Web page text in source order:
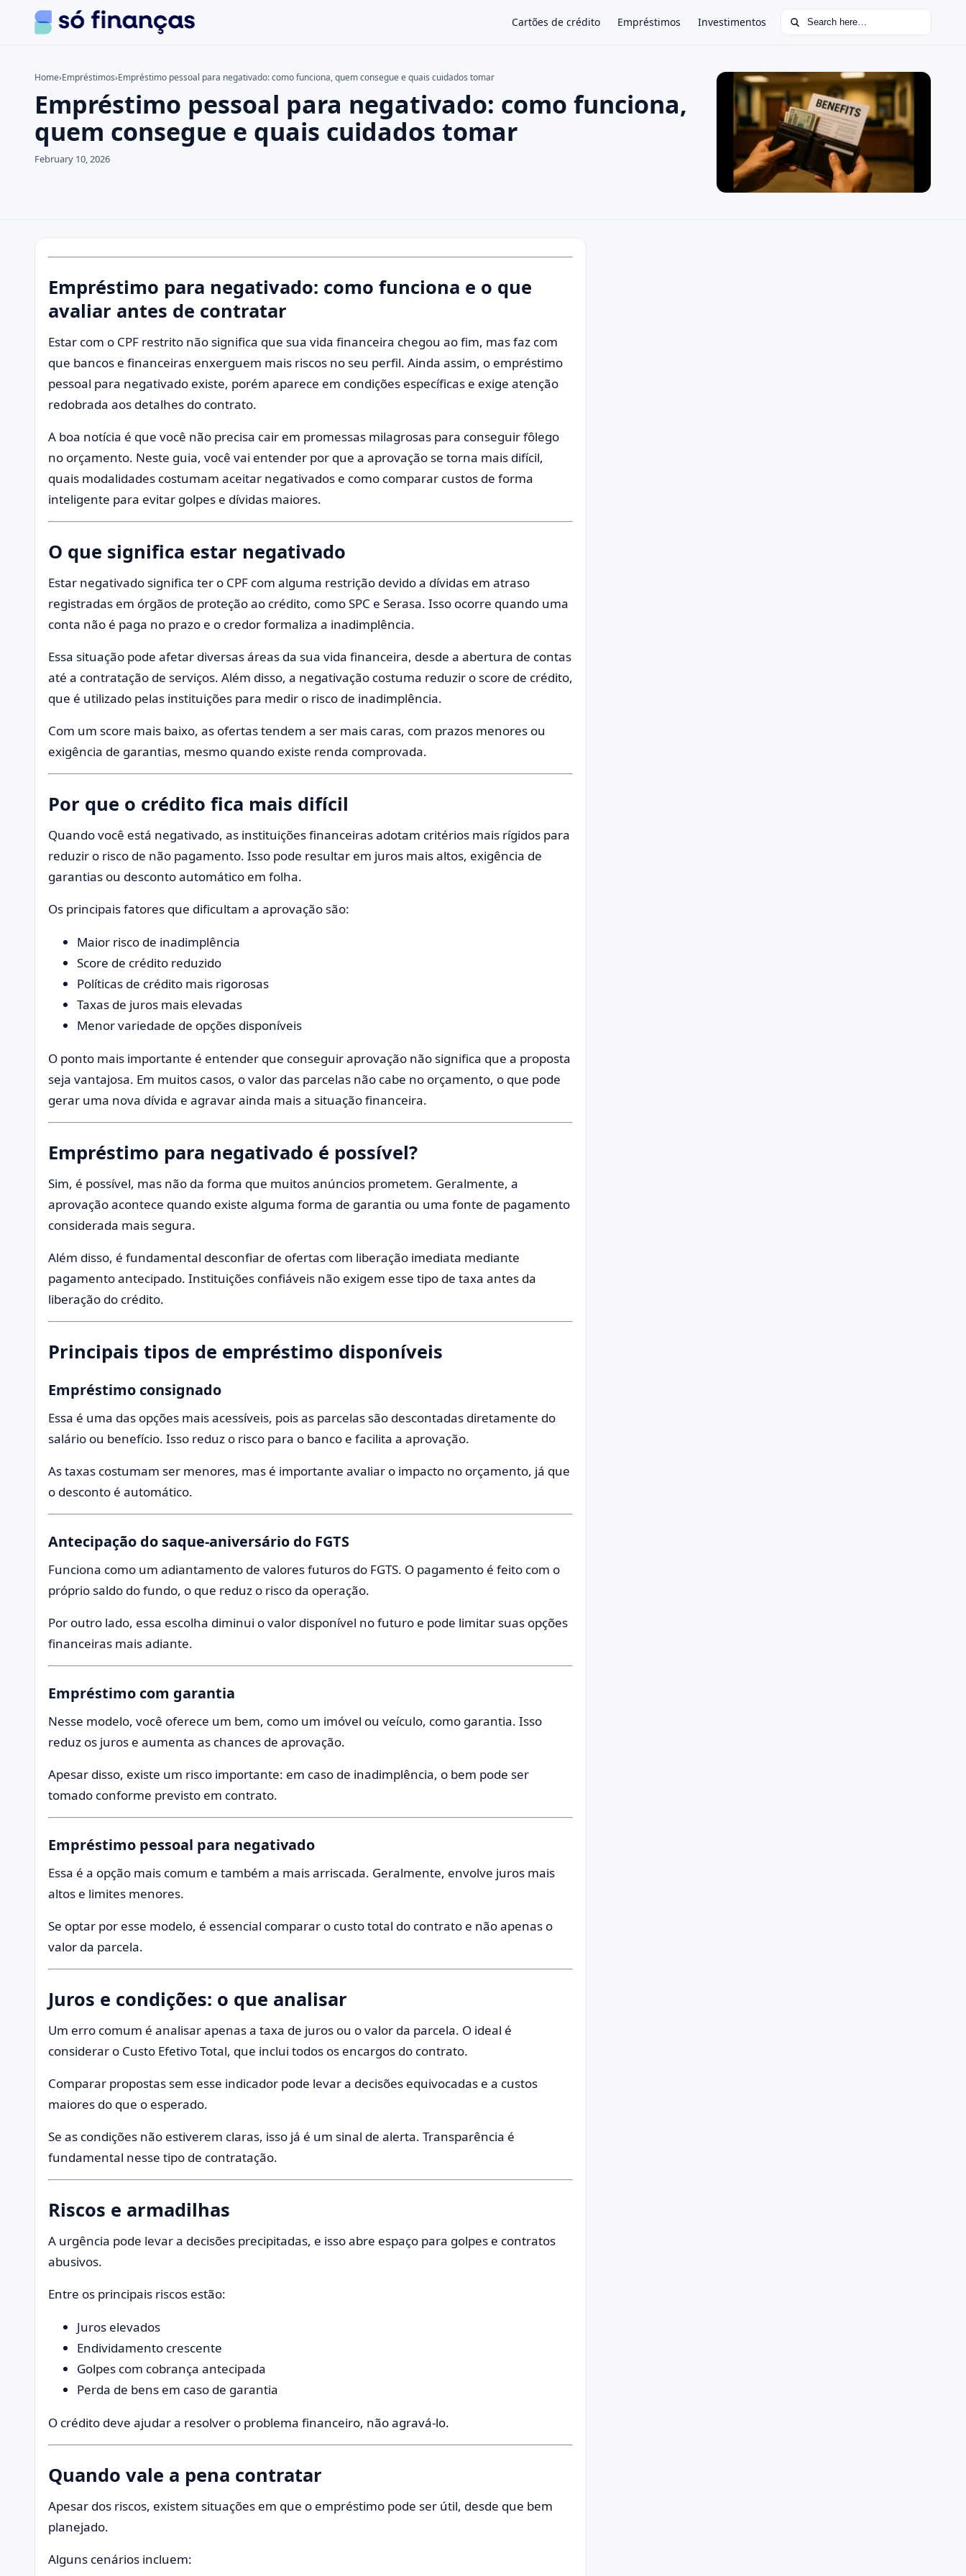
Cartões de crédito Empréstimos Investimentos Search for:
Search the site ×
Search for:
Press Enter to search or ESC to close.
Home›Empréstimos›Empréstimo pessoal para negativado: como funciona, quem consegue e quais cuidados tomar
Empréstimo pessoal para negativado: como funciona,
quem consegue e quais cuidados tomar
February 10, 2026
Empréstimo para negativado: como funciona e o que
avaliar antes de contratar
Estar com o CPF restrito não significa que sua vida financeira chegou ao fim, mas faz com
que bancos e financeiras enxerguem mais riscos no seu perfil. Ainda assim, o empréstimo
pessoal para negativado existe, porém aparece em condições específicas e exige atenção
redobrada aos detalhes do contrato.
A boa notícia é que você não precisa cair em promessas milagrosas para conseguir fôlego
no orçamento. Neste guia, você vai entender por que a aprovação se torna mais difícil,
quais modalidades costumam aceitar negativados e como comparar custos de forma
inteligente para evitar golpes e dívidas maiores.
O que significa estar negativado
Estar negativado significa ter o CPF com alguma restrição devido a dívidas em atraso
registradas em órgãos de proteção ao crédito, como SPC e Serasa. Isso ocorre quando uma
conta não é paga no prazo e o credor formaliza a inadimplência.
Essa situação pode afetar diversas áreas da sua vida financeira, desde a abertura de contas
até a contratação de serviços. Além disso, a negativação costuma reduzir o score de crédito,
que é utilizado pelas instituições para medir o risco de inadimplência.
Com um score mais baixo, as ofertas tendem a ser mais caras, com prazos menores ou
exigência de garantias, mesmo quando existe renda comprovada.
Por que o crédito fica mais difícil
Quando você está negativado, as instituições financeiras adotam critérios mais rígidos para
reduzir o risco de não pagamento. Isso pode resultar em juros mais altos, exigência de
garantias ou desconto automático em folha.
Os principais fatores que dificultam a aprovação são:
Maior risco de inadimplência
Score de crédito reduzido
Políticas de crédito mais rigorosas
Taxas de juros mais elevadas
Menor variedade de opções disponíveis
O ponto mais importante é entender que conseguir aprovação não significa que a proposta
seja vantajosa. Em muitos casos, o valor das parcelas não cabe no orçamento, o que pode
gerar uma nova dívida e agravar ainda mais a situação financeira.
Empréstimo para negativado é possível?
Sim, é possível, mas não da forma que muitos anúncios prometem. Geralmente, a
aprovação acontece quando existe alguma forma de garantia ou uma fonte de pagamento
considerada mais segura.
Além disso, é fundamental desconfiar de ofertas com liberação imediata mediante
pagamento antecipado. Instituições confiáveis não exigem esse tipo de taxa antes da
liberação do crédito.
Principais tipos de empréstimo disponíveis
Empréstimo consignado
Essa é uma das opções mais acessíveis, pois as parcelas são descontadas diretamente do
salário ou benefício. Isso reduz o risco para o banco e facilita a aprovação.
As taxas costumam ser menores, mas é importante avaliar o impacto no orçamento, já que
o desconto é automático.
Antecipação do saque-aniversário do FGTS
Funciona como um adiantamento de valores futuros do FGTS. O pagamento é feito com o
próprio saldo do fundo, o que reduz o risco da operação.
Por outro lado, essa escolha diminui o valor disponível no futuro e pode limitar suas opções
financeiras mais adiante.
Empréstimo com garantia
Nesse modelo, você oferece um bem, como um imóvel ou veículo, como garantia. Isso
reduz os juros e aumenta as chances de aprovação.
Apesar disso, existe um risco importante: em caso de inadimplência, o bem pode ser
tomado conforme previsto em contrato.
Empréstimo pessoal para negativado
Essa é a opção mais comum e também a mais arriscada. Geralmente, envolve juros mais
altos e limites menores.
Se optar por esse modelo, é essencial comparar o custo total do contrato e não apenas o
valor da parcela.
Juros e condições: o que analisar
Um erro comum é analisar apenas a taxa de juros ou o valor da parcela. O ideal é
considerar o Custo Efetivo Total, que inclui todos os encargos do contrato.
Comparar propostas sem esse indicador pode levar a decisões equivocadas e a custos
maiores do que o esperado.
Se as condições não estiverem claras, isso já é um sinal de alerta. Transparência é
fundamental nesse tipo de contratação.
Riscos e armadilhas
A urgência pode levar a decisões precipitadas, e isso abre espaço para golpes e contratos
abusivos.
Entre os principais riscos estão:
Juros elevados
Endividamento crescente
Golpes com cobrança antecipada
Perda de bens em caso de garantia
O crédito deve ajudar a resolver o problema financeiro, não agravá-lo.
Quando vale a pena contratar
Apesar dos riscos, existem situações em que o empréstimo pode ser útil, desde que bem
planejado.
Alguns cenários incluem: